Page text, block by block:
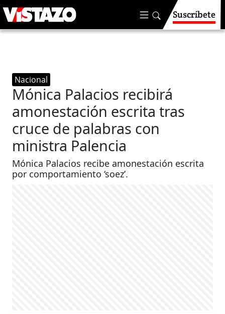
Suscríbete
Nacional
Mónica Palacios recibirá
amonestación escrita tras
cruce de palabras con
ministra Palencia
Mónica Palacios recibe amonestación escrita
por comportamiento ‘soez’.